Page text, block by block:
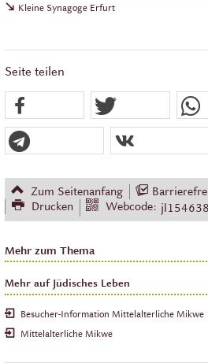
Kleine Synagoge Erfurt
Seite teilen
Zum Seitenanfang
Drucken
Webcode: jl154638
Mehr zum Thema
Mehr auf Jüdisches Leben
Besucher-Information Mittelalterliche Mikwe
Mittelalterliche Mikwe